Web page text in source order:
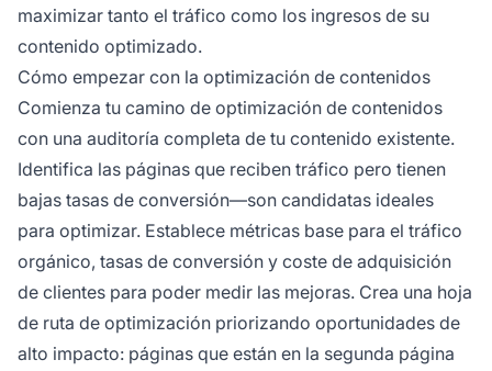
maximizar tanto el tráfico como los ingresos de su
contenido optimizado.
Cómo empezar con la optimización de contenidos
Comienza tu camino de optimización de contenidos
con una auditoría completa de tu contenido existente.
Identifica las páginas que reciben tráfico pero tienen
bajas tasas de conversión—son candidatas ideales
para optimizar. Establece métricas base para el tráfico
orgánico, tasas de conversión y coste de adquisición
de clientes para poder medir las mejoras. Crea una hoja
de ruta de optimización priorizando oportunidades de
alto impacto: páginas que están en la segunda página